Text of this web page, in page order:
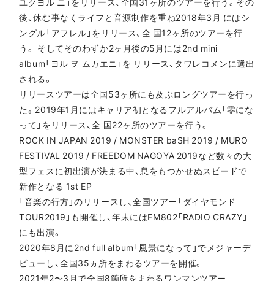
後、休む事なくライフと音源制作を重ね2018年3月 にはシ
ングル「アフレル」をリリース、全 国12ヶ所のツアーを行
う。 そしてそのわずか2ヶ月後の5月には2nd mini
album「ヨル ヲ ムカエニ」を リリース、タワレコメンに選出
される。
リリースツアーは全国53ヶ所にも及ぶロングツアーを行っ
た。2019年1月にはキャリア初となるフルアルバム「零にな
って」をリリース、全 国22ヶ所のツアーを行う。
ROCK IN JAPAN 2019 / MONSTER baSH 2019 / MURO
FESTIVAL 2019 / FREEDOM NAGOYA 2019など数々の大
型フェスに初出演が決まる中、息をもつかせぬスピードで
新作となる 1st EP
「音楽の行方」のリリースし、全国ツアー「ダイヤモンド
TOUR2019」も開催し、年末にはFM802「RADIO CRAZY」
にも出演。
2020年8月に2nd full album「風景になって」でメジャーデ
ビューし、全国35ヵ所をまわるツアーを開催。
2021年2〜3月で全国8箇所をまわるワンマンツアー